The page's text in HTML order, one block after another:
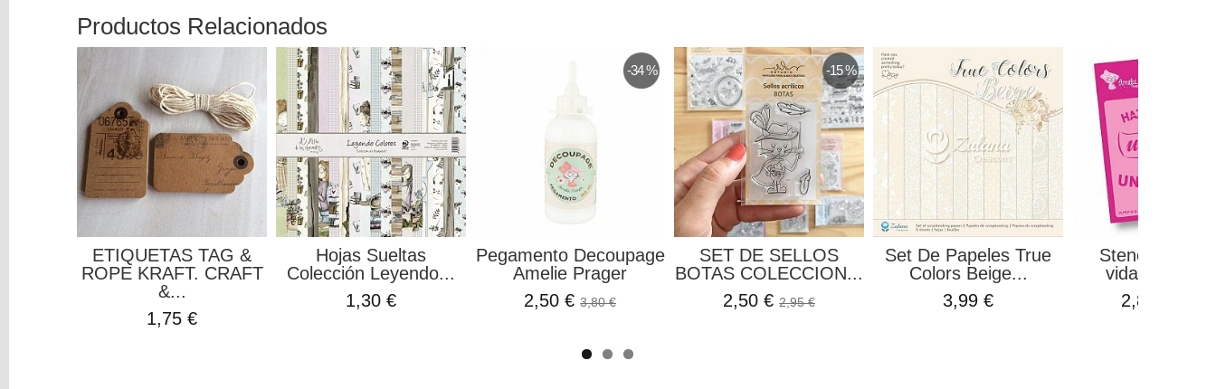
Redes
Sociales
Instagram
Facebook
Productos Relacionados
ETIQUETAS TAG &
ROPE KRAFT. CRAFT
&...
1,75 €
Hojas Sueltas
Colección Leyendo...
1,30 €
-34 %
Pegamento Decoupage
Amelie Prager
2,50 €3,80 €
-15 %
SET DE SELLOS
BOTAS COLECCION...
2,50 €2,95 €
Set De Papeles True
Colors Beige...
3,99 €
Stencil Haz
vida...
2,80 €